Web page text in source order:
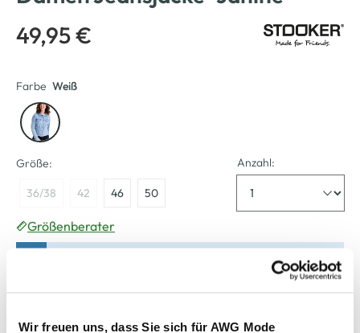
Wir freuen uns, dass Sie sich für AWG Mode
49,95 €
Farbe Weiß
Größe:
36/38 42 46 50
Anzahl:
Größenberater